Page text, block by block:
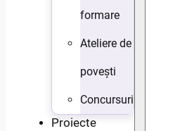
formare
Ateliere de
povești
Concursuri
Proiecte